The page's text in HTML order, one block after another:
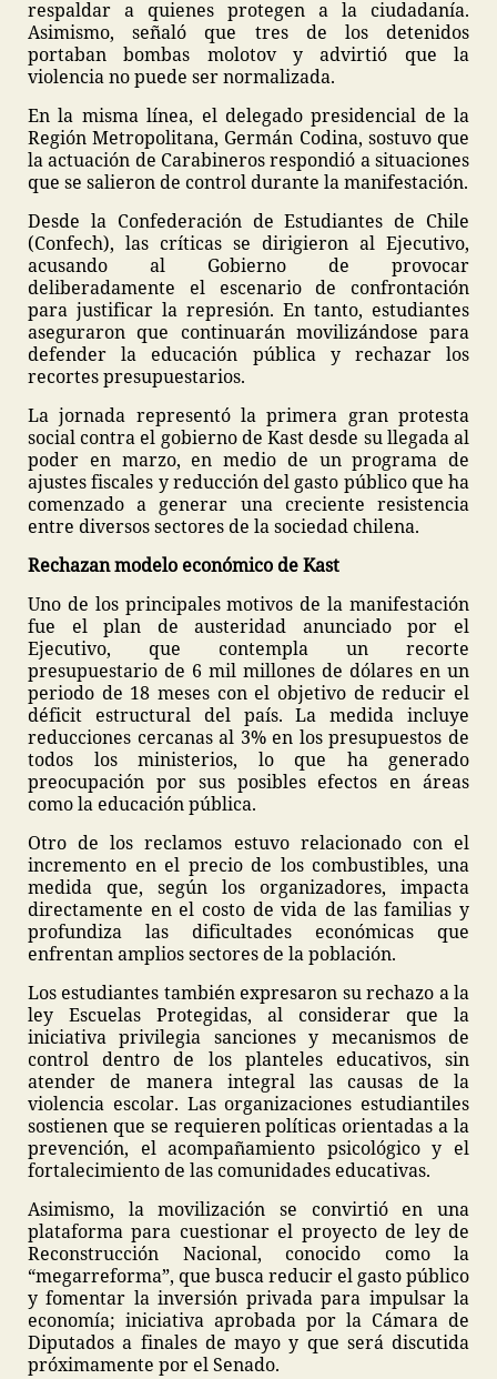
respaldar a quienes protegen a la ciudadanía.
Asimismo, señaló que tres de los detenidos
portaban bombas molotov y advirtió que la
violencia no puede ser normalizada.
En la misma línea, el delegado presidencial de la
Región Metropolitana, Germán Codina, sostuvo que
la actuación de Carabineros respondió a situaciones
que se salieron de control durante la manifestación.
Desde la Confederación de Estudiantes de Chile
(Confech), las críticas se dirigieron al Ejecutivo,
acusando al Gobierno de provocar
deliberadamente el escenario de confrontación
para justificar la represión. En tanto, estudiantes
aseguraron que continuarán movilizándose para
defender la educación pública y rechazar los
recortes presupuestarios.
La jornada representó la primera gran protesta
social contra el gobierno de Kast desde su llegada al
poder en marzo, en medio de un programa de
ajustes fiscales y reducción del gasto público que ha
comenzado a generar una creciente resistencia
entre diversos sectores de la sociedad chilena.
Rechazan modelo económico de Kast
Uno de los principales motivos de la manifestación
fue el plan de austeridad anunciado por el
Ejecutivo, que contempla un recorte
presupuestario de 6 mil millones de dólares en un
periodo de 18 meses con el objetivo de reducir el
déficit estructural del país. La medida incluye
reducciones cercanas al 3% en los presupuestos de
todos los ministerios, lo que ha generado
preocupación por sus posibles efectos en áreas
como la educación pública.
Otro de los reclamos estuvo relacionado con el
incremento en el precio de los combustibles, una
medida que, según los organizadores, impacta
directamente en el costo de vida de las familias y
profundiza las dificultades económicas que
enfrentan amplios sectores de la población.
Los estudiantes también expresaron su rechazo a la
ley Escuelas Protegidas, al considerar que la
iniciativa privilegia sanciones y mecanismos de
control dentro de los planteles educativos, sin
atender de manera integral las causas de la
violencia escolar. Las organizaciones estudiantiles
sostienen que se requieren políticas orientadas a la
prevención, el acompañamiento psicológico y el
fortalecimiento de las comunidades educativas.
Asimismo, la movilización se convirtió en una
plataforma para cuestionar el proyecto de ley de
Reconstrucción Nacional, conocido como la
“megarreforma”, que busca reducir el gasto público
y fomentar la inversión privada para impulsar la
economía; iniciativa aprobada por la Cámara de
Diputados a finales de mayo y que será discutida
próximamente por el Senado.